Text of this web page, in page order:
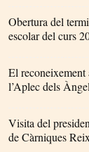
Obertura del
escolar del curs
El reconeixement
l’Aplec dels
Visita del
de Càrniques